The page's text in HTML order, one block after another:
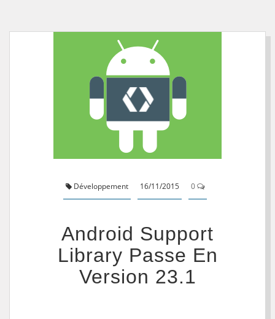
Développement 16/11/2015 0
Android Support
Library Passe En
Version 23.1